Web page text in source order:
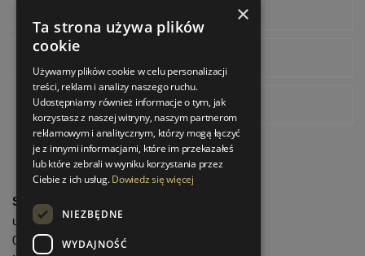
Pinterest
StrefaLuksusu.pl
ul. Bartycka 24/26 Pawilon 227
00-716 Warszawa
×
Ta strona używa plików
cookie
Używamy plików cookie w celu personalizacji
treści, reklam i analizy naszego ruchu.
Udostępniamy również informacje o tym, jak
korzystasz z naszej witryny, naszym partnerom
reklamowym i analitycznym, którzy mogą łączyć
je z innymi informacjami, które im przekazałeś
lub które zebrali w wyniku korzystania przez
Ciebie z ich usług.Dowiedz się więcej
NIEZBĘDNE
WYDAJNOŚĆ